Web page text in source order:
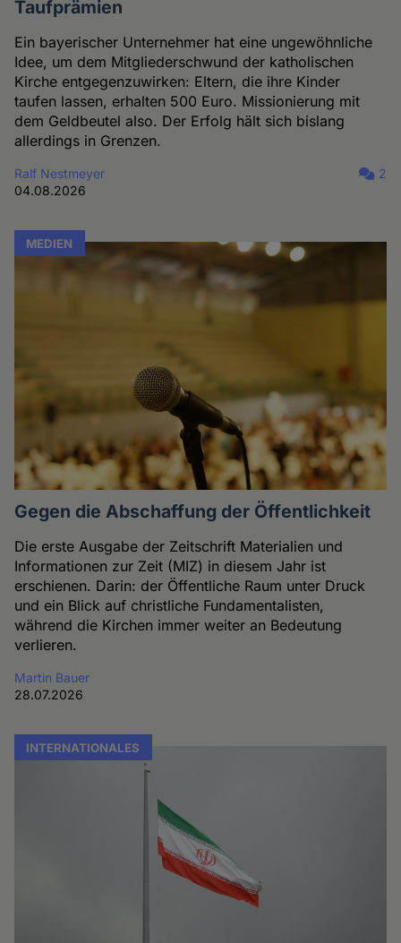
Taufprämien
Ein bayerischer Unternehmer hat eine ungewöhnliche
Idee, um dem Mitgliederschwund der katholischen
Kirche entgegenzuwirken: Eltern, die ihre Kinder
taufen lassen, erhalten 500 Euro. Missionierung mit
dem Geldbeutel also. Der Erfolg hält sich bislang
allerdings in Grenzen.
Ralf Nestmeyer
04.08.2026
2
MEDIEN
Gegen die Abschaffung der Öffentlichkeit
Die erste Ausgabe der Zeitschrift Materialien und
Informationen zur Zeit (MIZ) in diesem Jahr ist
erschienen. Darin: der Öffentliche Raum unter Druck
und ein Blick auf christliche Fundamentalisten,
während die Kirchen immer weiter an Bedeutung
verlieren.
Martin Bauer
28.07.2026
INTERNATIONALES